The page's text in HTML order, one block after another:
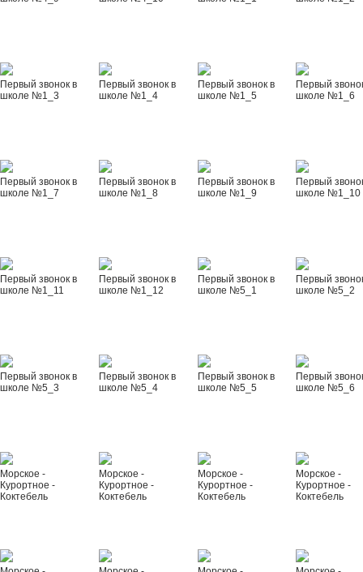
Первый звонок в
школе №1_3
Первый звонок в
школе №1_4
Первый звонок в
школе №1_5
Первый
школе №1_6
Первый звонок в
школе №1_7
Первый звонок в
школе №1_8
Первый звонок в
школе №1_9
Первый
школе №1_10
Первый звонок в
школе №1_11
Первый звонок в
школе №1_12
Первый звонок в
школе №5_1
Первый
школе №5_2
Первый звонок в
школе №5_3
Первый звонок в
школе №5_4
Первый звонок в
школе №5_5
Первый
школе №5_6
Морское -
Курортное -
Коктебель
Морское -
Курортное -
Коктебель
Морское -
Курортное -
Коктебель
Морское -
Курортное -
Коктебель